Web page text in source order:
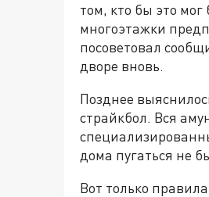
том, кто бы это
многоэтажки
посоветовал
дворе вновь.
Позднее
страйкбол. Вся
дома пугаться не
Вот только